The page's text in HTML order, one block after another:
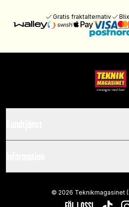
Gratis fraktalternativ
© 2026 Teknikmagasinet